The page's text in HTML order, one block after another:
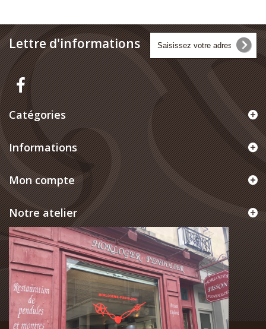
Lettre d'informations
Catégories
Informations
Mon compte
Notre atelier